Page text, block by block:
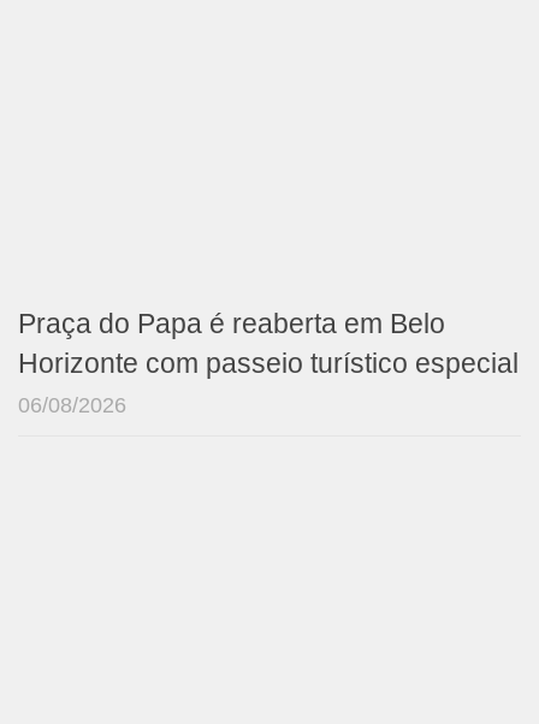
Praça do Papa é reaberta em Belo
Horizonte com passeio turístico especial
06/08/2026